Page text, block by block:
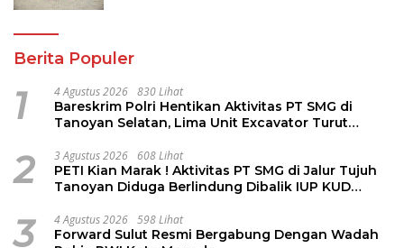
Berita Populer
1 4 Agustus 2026 830 Lihat
Bareskrim Polri Hentikan Aktivitas PT SMG di
Tanoyan Selatan, Lima Unit Excavator Turut
2 3 Agustus 2026 608 Lihat
PETI Kian Marak ! Aktivitas PT SMG di Jalur Tujuh
Tanoyan Diduga Berlindung Dibalik IUP KUD
3 4 Agustus 2026 598 Lihat
Forward Sulut Resmi Bergabung Dengan Wadah